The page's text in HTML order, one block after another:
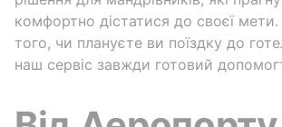
комфортно дістатися до своєї
того, чи плануєте ви поїздку до
наш сервіс завжди готовий